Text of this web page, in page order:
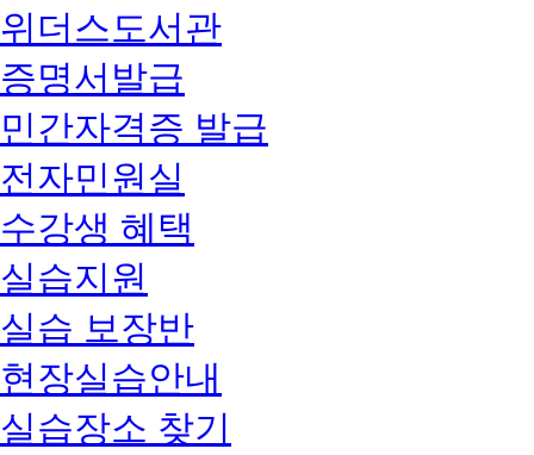
위더스도서관
증명서발급
민간자격증 발급
전자민원실
수강생 혜택
실습지원
실습 보장반
현장실습안내
실습장소 찾기